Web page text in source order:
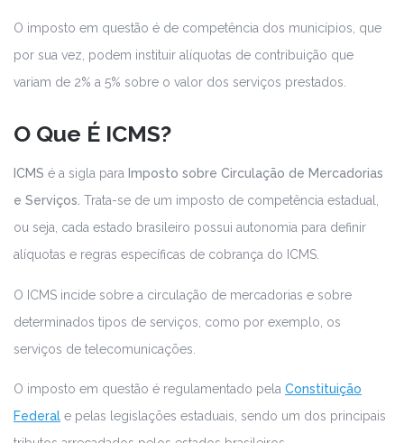
O imposto em questão é de competência dos municípios, que
por sua vez, podem instituir alíquotas de contribuição que
variam de 2% a 5% sobre o valor dos serviços prestados.
O Que É ICMS?
ICMS é a sigla para Imposto sobre Circulação de Mercadorias
e Serviços. Trata-se de um imposto de competência estadual,
ou seja, cada estado brasileiro possui autonomia para definir
alíquotas e regras específicas de cobrança do ICMS.
O ICMS incide sobre a circulação de mercadorias e sobre
determinados tipos de serviços, como por exemplo, os
serviços de telecomunicações.
O imposto em questão é regulamentado pela Constituição
Federal e pelas legislações estaduais, sendo um dos principais